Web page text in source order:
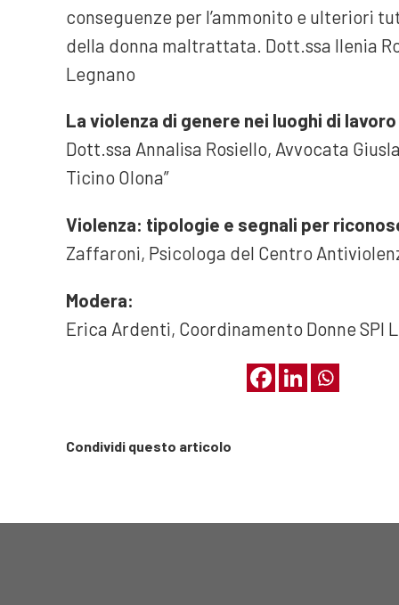
conseguenze per l’ammonito e ulteriori
della donna maltrattata. Dott.ssa Ilenia
Legnano
La violenza di genere nei luoghi di lavoro
Dott.ssa Annalisa Rosiello, Avvocata
Ticino Olona”
Violenza: tipologie e segnali per
Zaffaroni, Psicologa del Centro
Modera:
Erica Ardenti, Coordinamento Donne SPI
Condividi questo articolo